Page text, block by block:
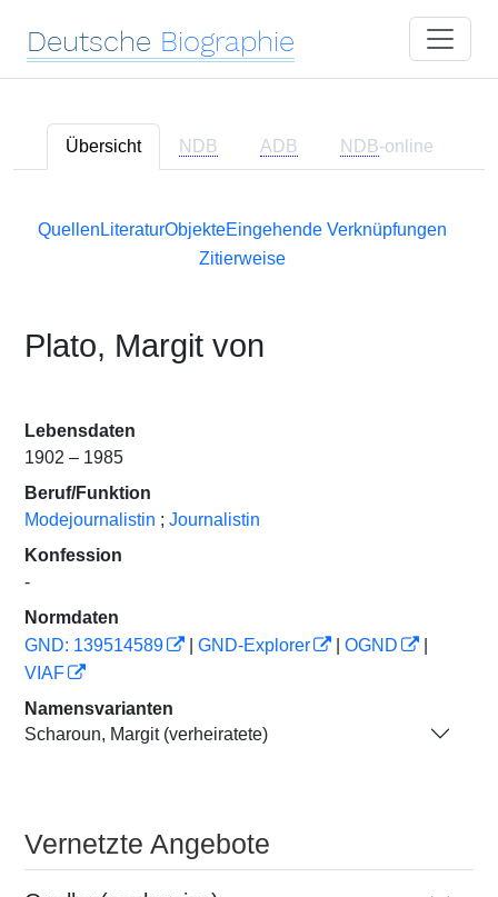
Deutsche Biographie
Übersicht NDB ADB NDB-online
Quellen LiteraturObjekteEingehende Verknüpfungen
Zitierweise
Plato, Margit von
Lebensdaten
1902 – 1985
Beruf/Funktion
Modejournalistin ; Journalistin
Konfession
-
Normdaten
GND: 139514589
GND-Explorer OGND
VIAF
Namensvarianten
Scharoun, Margit (verheiratete)
Vernetzte Angebote